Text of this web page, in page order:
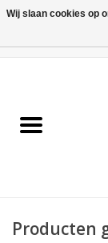
Machines
Producten
Wij slaan cookies op